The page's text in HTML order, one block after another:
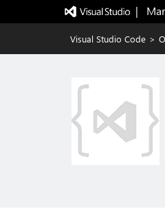
|
Visual Studio Code >